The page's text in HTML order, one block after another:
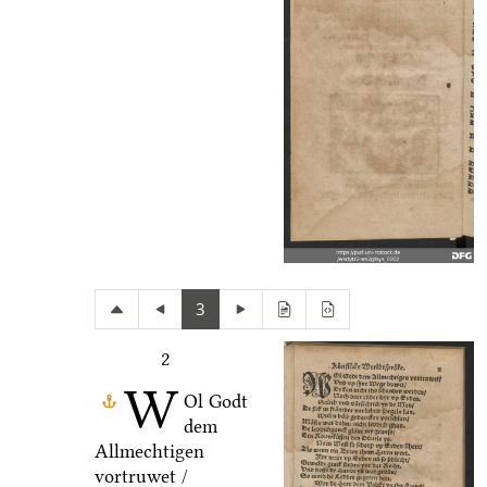
3
2
W Ol Godt
dem
Allmechtigen
vortruwet /